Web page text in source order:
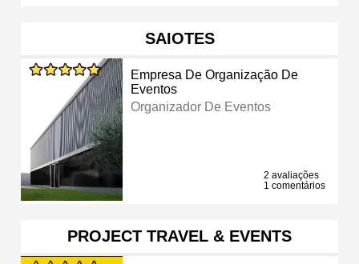
SAIOTES
Empresa De Organização De
Eventos
Organizador De Eventos
2 avaliações
1 comentários
PROJECT TRAVEL & EVENTS